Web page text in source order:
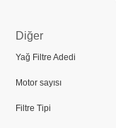
Diğer
Yağ Filtre Adedi
Motor sayısı
Filtre Tipi